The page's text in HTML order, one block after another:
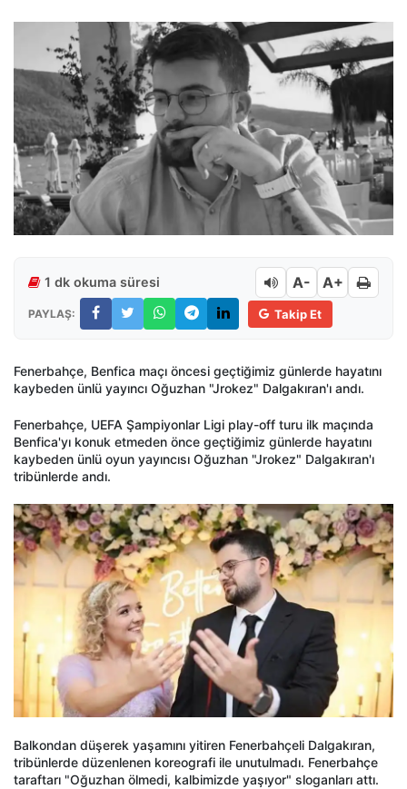
1 dk okuma süresi A- A+
PAYLAŞ: Takip Et
Fenerbahçe, Benfica maçı öncesi geçtiğimiz günlerde hayatını
kaybeden ünlü yayıncı Oğuzhan "Jrokez" Dalgakıran'ı andı.
Fenerbahçe, UEFA Şampiyonlar Ligi play-off turu ilk maçında
Benfica'yı konuk etmeden önce geçtiğimiz günlerde hayatını
kaybeden ünlü oyun yayıncısı Oğuzhan "Jrokez" Dalgakıran'ı
tribünlerde andı.
Balkondan düşerek yaşamını yitiren Fenerbahçeli Dalgakıran,
tribünlerde düzenlenen koreografi ile unutulmadı. Fenerbahçe
taraftarı "Oğuzhan ölmedi, kalbimizde yaşıyor" sloganları attı.